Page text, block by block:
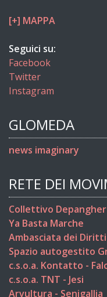
[+] MAPPA
Seguici su:
Facebook
Twitter
Instagram
GLOMEDA
news imaginary
RETE DEI
Collettivo Depangher
Ya Basta Marche
Ambasciata dei
Spazio autogestito
c.s.o.a. Kontatto -
c.s.o.a. TNT - Jesi
Arvultura - Senigallia